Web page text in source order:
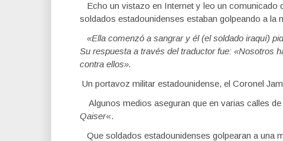
Echo un vistazo en Internet y leo un comunicado
soldados estadounidenses estaban golpeando a la
«Ella comenzó a sangrar y él (el soldado iraquí)
Su respuesta a través del traductor fue: «Nosotros
contra ellos».
Un portavoz militar estadounidense, el Coronel
Algunos medios aseguran que en varias calles
Qaiser«.
Que soldados estadounidenses golpearan a una